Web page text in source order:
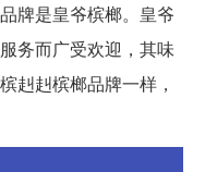
牌是皇爷槟榔。皇爷
务而广受欢迎，其味
赳赳槟榔品牌一样，